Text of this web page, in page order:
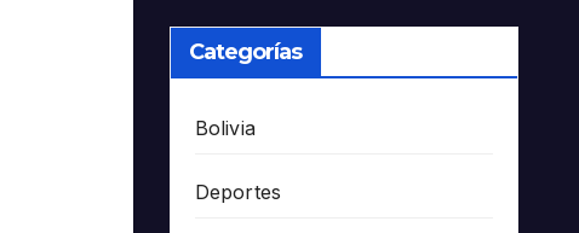
Categorías
Bolivia
Deportes